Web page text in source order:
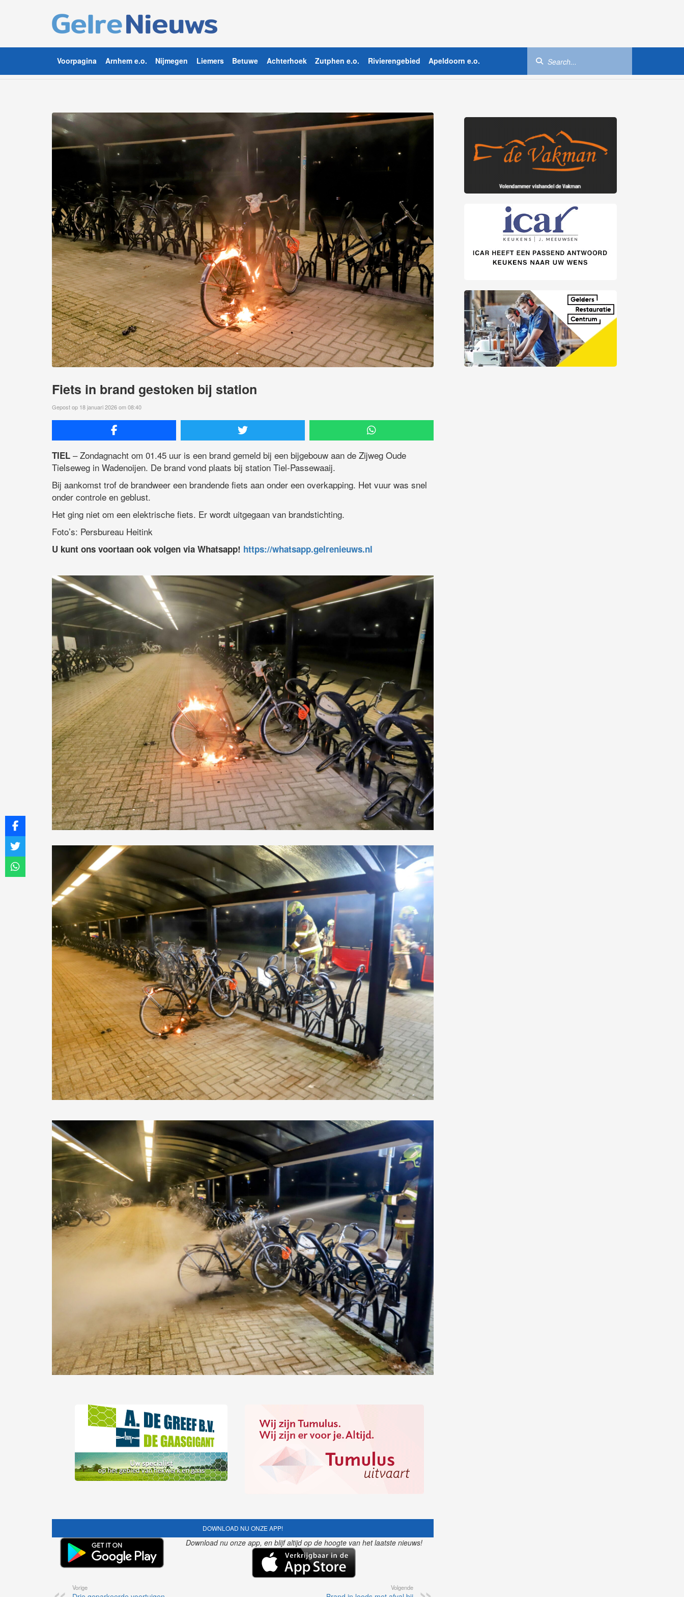
Voorpagina Arnhem e.o. Nijmegen Liemers Betuwe Achterhoek Zutphen e.o. Rivierengebied Apeldoorn e.o.
Fiets in brand gestoken bij station
Gepost op 18 januari 2026 om 08:40
TIEL – Zondagnacht om 01.45 uur is een brand gemeld bij een bijgebouw aan de Zijweg Oude
Tielseweg in Wadenoijen. De brand vond plaats bij station Tiel-Passewaaij.
Bij aankomst trof de brandweer een brandende fiets aan onder een overkapping. Het vuur was snel
onder controle en geblust.
Het ging niet om een elektrische fiets. Er wordt uitgegaan van brandstichting.
Foto’s: Persbureau Heitink
U kunt ons voortaan ook volgen via Whatsapp! https://whatsapp.gelrenieuws.nl
DOWNLOAD NU ONZE APP!
Download nu onze app, en blijf altijd op de hoogte van het laatste nieuws!
Vorige Volgende